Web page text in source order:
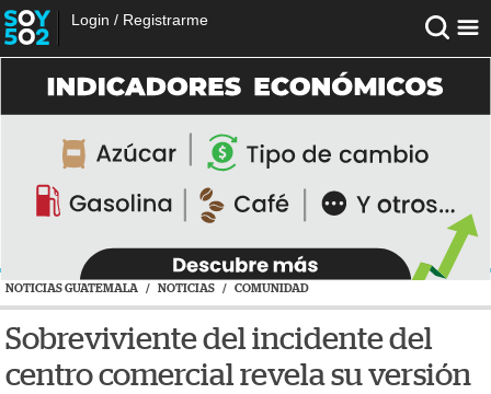
Login / Registrarme
NOTICIAS GUATEMALA / NOTICIAS / COMUNIDAD
Sobreviviente del incidente del
centro comercial revela su versión